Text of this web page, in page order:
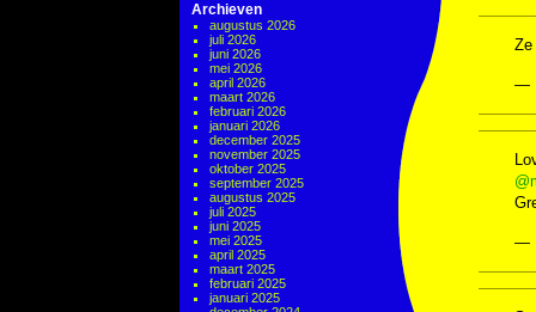
Archieven
augustus 2026
juli 2026
juni 2026
mei 2026
april 2026
maart 2026
februari 2026
januari 2026
december 2025
november 2025
oktober 2025
september 2025
augustus 2025
juli 2025
juni 2025
mei 2025
april 2025
maart 2025
februari 2025
januari 2025
Ze
—
—